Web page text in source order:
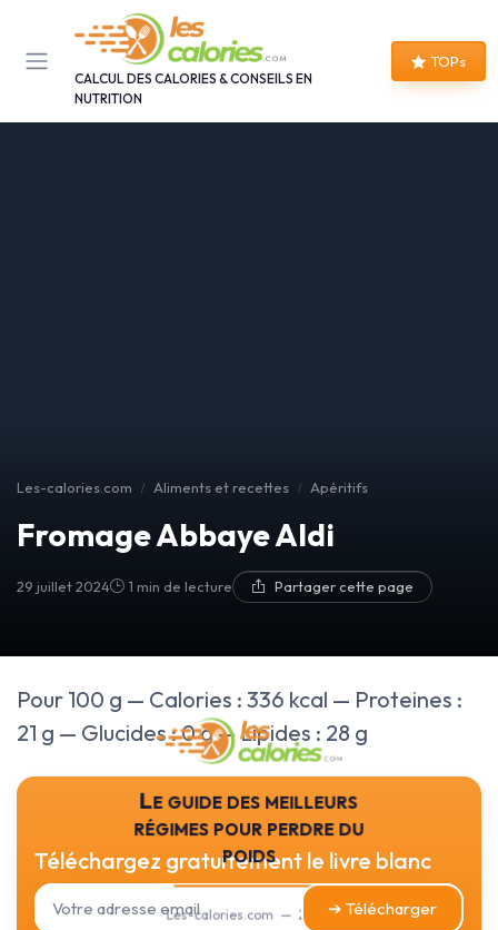
CALCUL DES CALORIES & CONSEILS EN
NUTRITION
TOPs
Les-calories.com Aliments et recettes Apéritifs
Fromage Abbaye Aldi
29 juillet 2024 1 min de lecture Partager cette page
Pour 100 g — Calories : 336 kcal — Proteines :
21 g — Glucides : 0 g — Lipides : 28 g
Le guide des meilleurs
régimes pour perdre du
poids
Les-calories.com — 2026
Téléchargez gratuitement le livre blanc
➔ Télécharger
Panneau de gestion des cookies